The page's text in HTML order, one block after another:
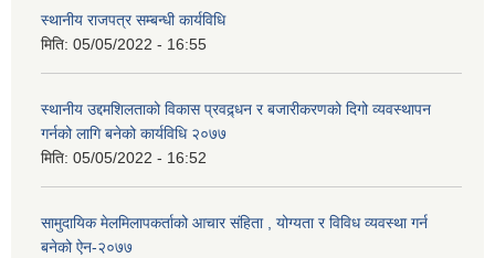
स्थानीय राजपत्र सम्बन्धी कार्यविधि
मिति: 05/05/2022 - 16:55
स्थानीय उद्दमशिलताको विकास प्रवद्र्धन र बजारीकरणको दिगो व्यवस्थापन
गर्नको लागि बनेको कार्यविधि २०७७
मिति: 05/05/2022 - 16:52
सामुदायिक मेलमिलापकर्ताको आचार संहिता , योग्यता र विविध व्यवस्था गर्न
बनेको ऐन-२०७७